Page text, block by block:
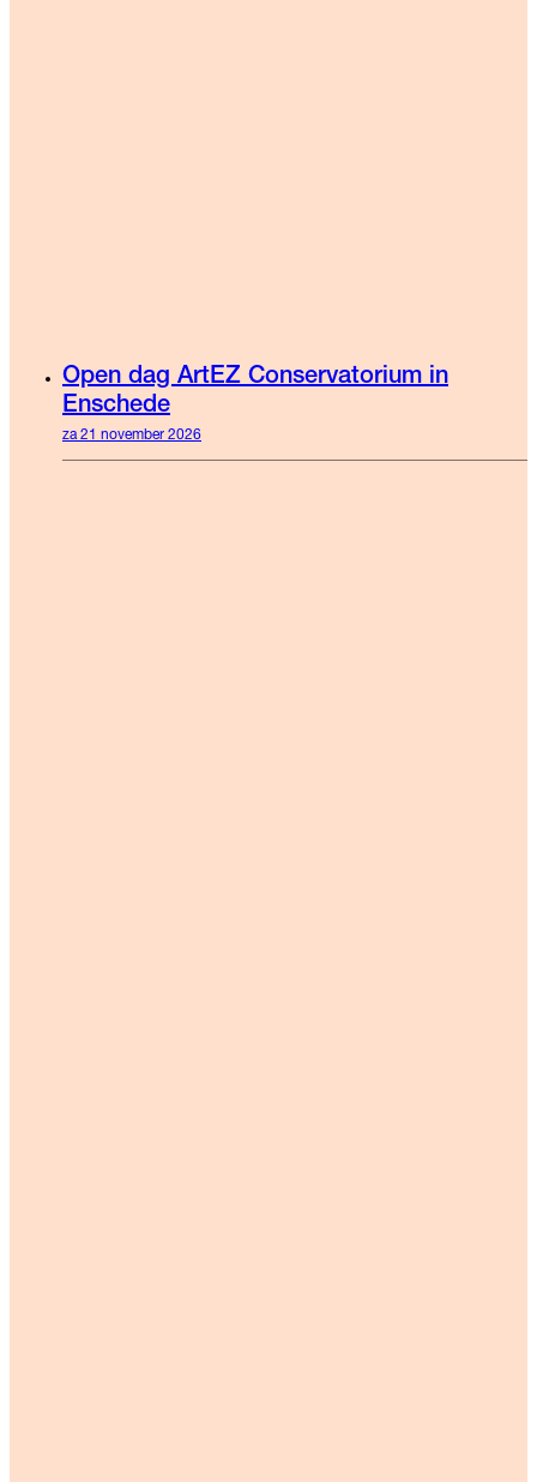
Open dag ArtEZ Conservatorium in
Enschede
za 21 november 2026